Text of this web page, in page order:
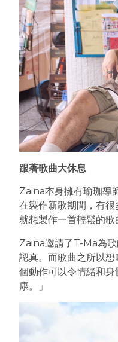
跟著歌曲大休息
Zaina本身擁有瑜珈導
在製作新歌期間，有
就想製作一首輕鬆的歌
Zaina邀請了T-Ma為
認真。而歌曲之所以
個動作可以令情緒和
康。」